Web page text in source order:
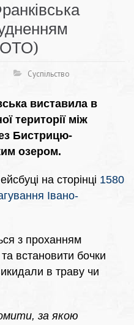
Суспільство
виставила в
території між
Бистрицю-
озером.
на сторінці 1580
Івано-
з проханням
встановити бочки
в траву чи
за якою